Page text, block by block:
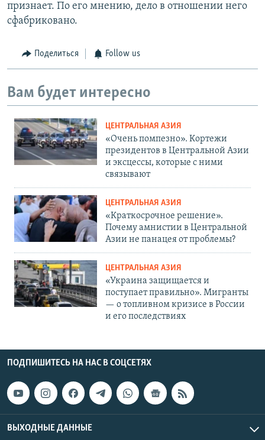
признает. По его мнению, дело в отношении него
сфабриковано.
Поделиться Follow us
Вам будет интересно
ЦЕНТРАЛЬНАЯ АЗИЯ
«Очень помпезно». Кортежи
президентов в Центральной Азии
и эксцессы, которые с ними
связывают
ЦЕНТРАЛЬНАЯ АЗИЯ
«Краткосрочное решение».
Почему амнистии в Центральной
Азии не панацея от проблемы?
ЦЕНТРАЛЬНАЯ АЗИЯ
«Украина защищается и
поступает правильно». Мигранты
— о топливном кризисе в России
и его последствиях
ПОДПИШИТЕСЬ НА НАС В СОЦСЕТЯХ
ВЫХОДНЫЕ ДАННЫЕ